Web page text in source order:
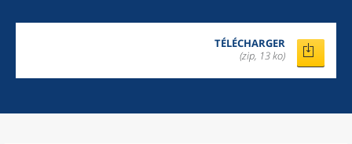
TÉLÉCHARGER
(zip, 13 ko)